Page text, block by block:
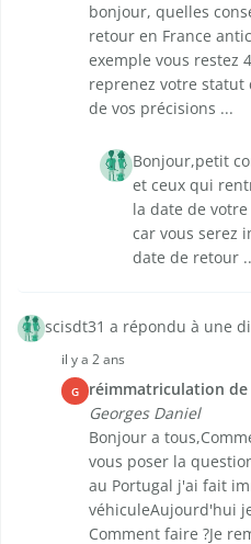
bonjour, quelles
retour en France
exemple vous restez
reprenez votre statut
de vos précisions ...
Bonjour,petit
et ceux qui
la date de
car vous serez
date de retour
scisdt31 a répondu à une
il y a 2 ans
G réimmatriculation de
Georges Daniel
Bonjour a
vous poser la
au Portugal j'ai fait
véhiculeAujourd'hui
Comment faire ?Je